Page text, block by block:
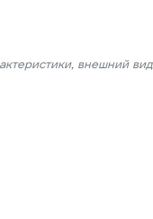
внешний